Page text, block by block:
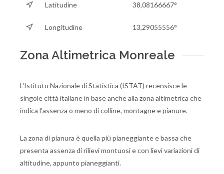
Latitudine 38,08166667°
Longitudine 13,29055556°
Zona Altimetrica Monreale
L'Istituto Nazionale di Statistica (ISTAT) recensisce le
singole città italiane in base anche alla zona altimetrica che
indica l'assenza o meno di colline, montagne e pianure.
La zona di pianura è quella più pianeggiante e bassa che
presenta assenza di rilievi montuosi e con lievi variazioni di
altitudine, appunto pianeggianti.